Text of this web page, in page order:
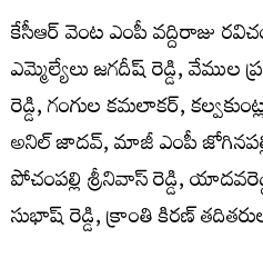
కేసీఆర్ వెంట ఎంపీ వద్దిరాజు
ఎమ్మెల్యేలు జగదీష్ రెడ్డి, వేముల
రెడ్డి, గంగుల కమలాకర్,
అనిల్ జాదవ్, మాజీ ఎంపీ
పోచంపల్లి శ్రీనివాస్ రెడ్డి,
సుభాష్ రెడ్డి, క్రాంతి కిరణ్